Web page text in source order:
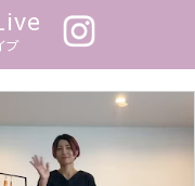
UZUiRO定番のガーゼT
スに、 「もう少し丈が
と嬉しい！」 というお客
てもバランスがとりや
🌿ワイドパンツやスカー
合わせやすい 🌿首元ゴ
様で着脱もラクちん
ブ